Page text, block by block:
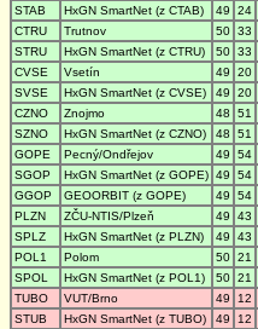
STAB
HxGN SmartNet (z CTAB) 49 24
CTRU
Trutnov 50 33
STRU
HxGN SmartNet (z CTRU) 50 33
CVSE
Vsetín 49 20
SVSE
HxGN SmartNet (z CVSE) 49 20
CZNO
Znojmo 48 51
SZNO
HxGN SmartNet (z CZNO) 48 51
GOPE
Pecný/Ondřejov 49 54
SGOP
HxGN SmartNet (z GOPE) 49 54
GGOP
GEOORBIT (z GOPE) 49 54
PLZN
ZČU-NTIS/Plzeň 49 43
SPLZ
HxGN SmartNet (z PLZN) 49 43
POL1
Polom 50 21
SPOL
HxGN SmartNet (z POL1) 50 21
TUBO
VUT/Brno 49 12
STUB
HxGN SmartNet (z TUBO) 49 12